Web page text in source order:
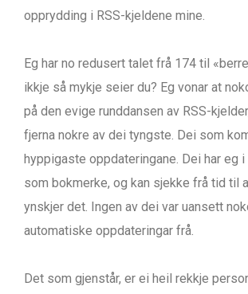
opprydding i RSS-kjeldene mine.
Eg har no redusert talet frå 174 til
ikkje så mykje seier du? Eg vonar at
på den evige runddansen av RSS-
fjerna nokre av dei tyngste. Dei som
hyppigaste oppdateringane. Dei har eg
som bokmerke, og kan sjekke frå tid til
ynskjer det. Ingen av dei var uansett
automatiske oppdateringar frå.
Det som gjenstår, er ei heil rekkje